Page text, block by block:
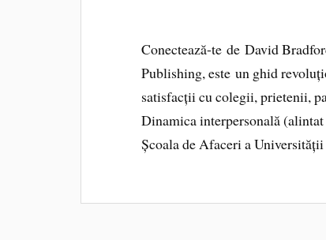
Conectează-te de David
Publishing, este un ghid
satisfacții cu colegii, prietenii,
Dinamica interpersonală
Școala de Afaceri a